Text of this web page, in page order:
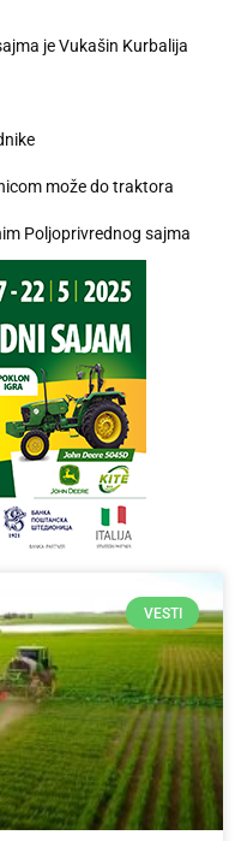
je Vukašin Kurbalija
može do traktora
Poljoprivrednog sajma
VESTI